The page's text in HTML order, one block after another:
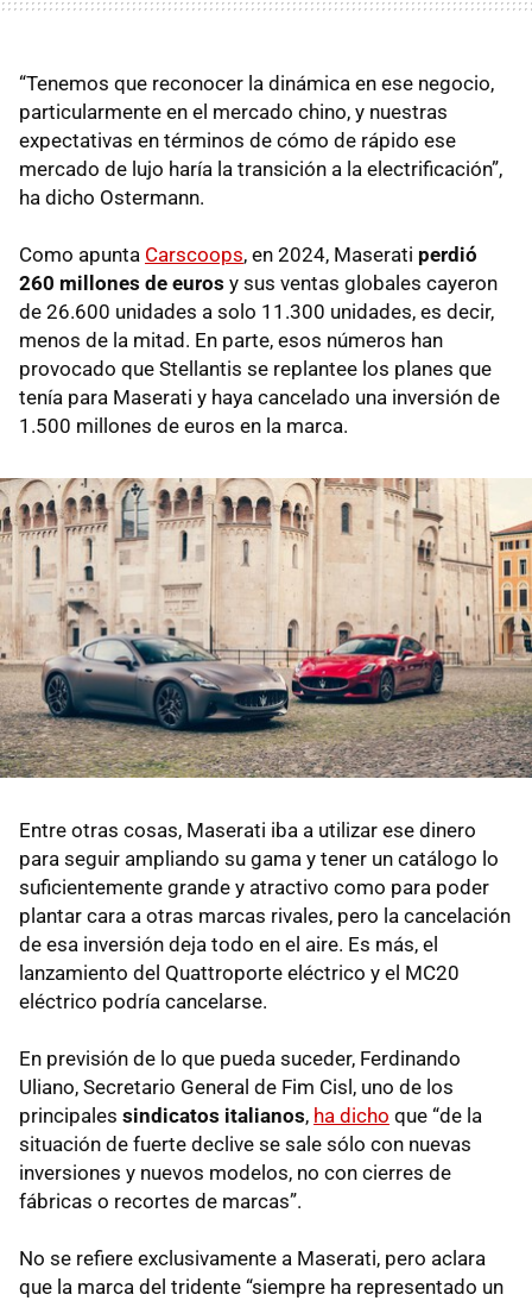
“Tenemos que reconocer la dinámica en ese negocio,
particularmente en el mercado chino, y nuestras
expectativas en términos de cómo de rápido ese
mercado de lujo haría la transición a la electrificación”,
ha dicho Ostermann.
Como apunta Carscoops, en 2024, Maserati perdió
260 millones de euros y sus ventas globales cayeron
de 26.600 unidades a solo 11.300 unidades, es decir,
menos de la mitad. En parte, esos números han
provocado que Stellantis se replantee los planes que
tenía para Maserati y haya cancelado una inversión de
1.500 millones de euros en la marca.
Entre otras cosas, Maserati iba a utilizar ese dinero
para seguir ampliando su gama y tener un catálogo lo
suficientemente grande y atractivo como para poder
plantar cara a otras marcas rivales, pero la cancelación
de esa inversión deja todo en el aire. Es más, el
lanzamiento del Quattroporte eléctrico y el MC20
eléctrico podría cancelarse.
En previsión de lo que pueda suceder, Ferdinando
Uliano, Secretario General de Fim Cisl, uno de los
principales sindicatos italianos, ha dicho que “de la
situación de fuerte declive se sale sólo con nuevas
inversiones y nuevos modelos, no con cierres de
fábricas o recortes de marcas”.
No se refiere exclusivamente a Maserati, pero aclara
que la marca del tridente “siempre ha representado un